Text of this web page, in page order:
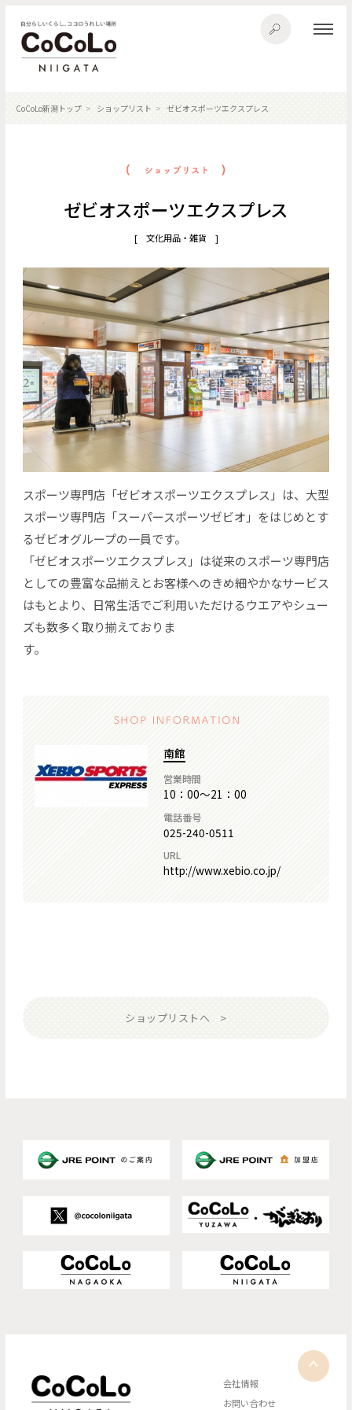
CoCoLo新潟トップ ショップリスト ゼビオスポーツエクスプレス
ゼビオスポーツエクスプレス
[ 文化用品・雑貨 ]
スポーツ専門店「ゼビオスポーツエクスプレス」は、大型
スポーツ専門店「スーパースポーツゼビオ」をはじめとす
るゼビオグループの一員です。
「ゼビオスポーツエクスプレス」は従来のスポーツ専門店
としての豊富な品揃えとお客様へのきめ細やかなサービス
はもとより、日常生活でご利用いただけるウエアやシュー
ズも数多く取り揃えておりま
す。
南館
営業時間
10：00～21：00
電話番号
025-240-0511
URL
http://www.xebio.co.jp/
ショップリストへ
会社情報
お問い合わせ